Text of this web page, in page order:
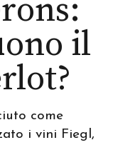
il
come
i vini Fiegl,